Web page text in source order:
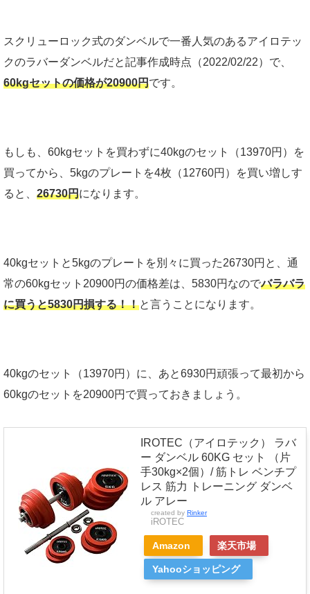
スクリューロック式のダンベルで一番人気のあるアイロテッ
クのラバーダンベルだと記事作成時点（2022/02/22）で、
60kgセットの価格が20900円です。
もしも、60kgセットを買わずに40kgのセット（13970円）を
買ってから、5kgのプレートを4枚（12760円）を買い増しす
ると、 26730円になります。
40kgセットと5kgのプレートを別々に買った26730円と、通
常の60kgセット20900円の価格差は、5830円なのでバラバラ
に買うと5830円損する！！と言うことになります。
40kgのセット（13970円）に、あと6930円頑張って最初から
60kgのセットを20900円で買っておきましょう。
IROTEC（アイロテック） ラバ
ー ダンベル 60KG セット （片
手30kg×2個）/ 筋トレ ベンチプ
レス 筋力 トレーニング ダンベ
ル アレー
created by Rinker
iROTEC
Amazon 楽天市場
Yahooショッピング